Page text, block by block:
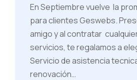
En Septiembre vuelve la
para clientes Geswebs.
amigo y al contratar
servicios, te regalamos a
Servicio de asistencia
renovación…